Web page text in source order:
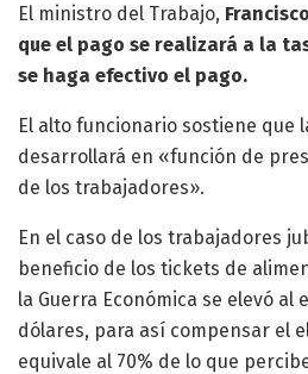
El ministro del Trabajo,
que el pago se realizará a la
se haga efectivo el pago.
El alto funcionario sostiene que
desarrollará en «función de
de los trabajadores».
En el caso de los trabajadores
beneficio de los tickets de
la Guerra Económica se elevó al
dólares, para así compensar el
equivale al 70% de lo que